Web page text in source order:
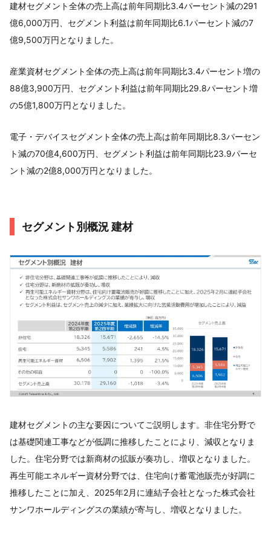
建材セグメント全体の売上高は前年同期比3.4パーセント減の291
億6,000万円、セグメント利益は前年同期比6.1パーセント減の7
億9,500万円となりました。
産業資材セグメント全体の売上高は前年同期比3.4パーセント増の
88億3,900万円、セグメント利益は前年同期比29.8パーセント増
の5億1,800万円となりました。
電子・デバイスセグメント全体の売上高は前年同期比8.3パーセン
ト減の70億4,600万円、セグメント利益は前年同期比23.9パーセ
ント減の2億8,000万円となりました。
セグメント別概況 建材
建材セグメントの主な要因についてご説明します。非住宅分野で
は基礎関連工事などが低調に推移したことにより、減収となりま
した。住宅分野では新商材の拡販が奏功し、増収となりました。
再生可能エネルギー資材分野では、住宅向け蓄電池販売が好調に
推移したことに加え、2025年2月に連結子会社となった株式会社
サンワホールディングスの業績が寄与し、増収となりました。